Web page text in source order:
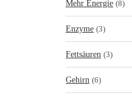
Mehr Energie (8)
Enzyme (3)
Fettsäuren (3)
Gehirn (6)